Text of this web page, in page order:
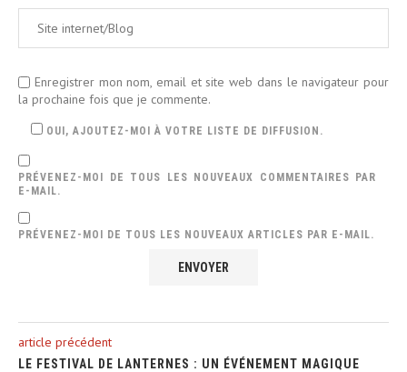
Enregistrer mon nom, email et site web dans le navigateur pour
la prochaine fois que je commente.
OUI, AJOUTEZ-MOI À VOTRE LISTE DE DIFFUSION.
PRÉVENEZ-MOI DE TOUS LES NOUVEAUX COMMENTAIRES PAR
E-MAIL.
PRÉVENEZ-MOI DE TOUS LES NOUVEAUX ARTICLES PAR E-MAIL.
article précédent
LE FESTIVAL DE LANTERNES : UN ÉVÉNEMENT MAGIQUE